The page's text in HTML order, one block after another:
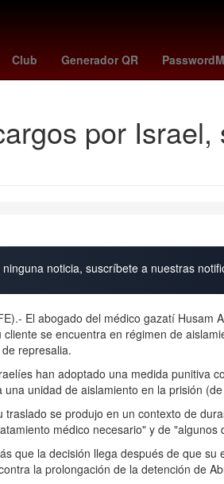
Club Generador QR
Senador Nueva York G7 paises
por Israel,
noticia, suscríbete a nuestras
El abogado del médico gazatí Husam
cliente se encuentra en régimen de
represalia.
han adoptado una medida punitiva
una unidad de aislamiento en la prisión
traslado se produjo en un contexto de
médico necesario" y de "algunos
que la decisión llega después de que
la prolongación de la detención de